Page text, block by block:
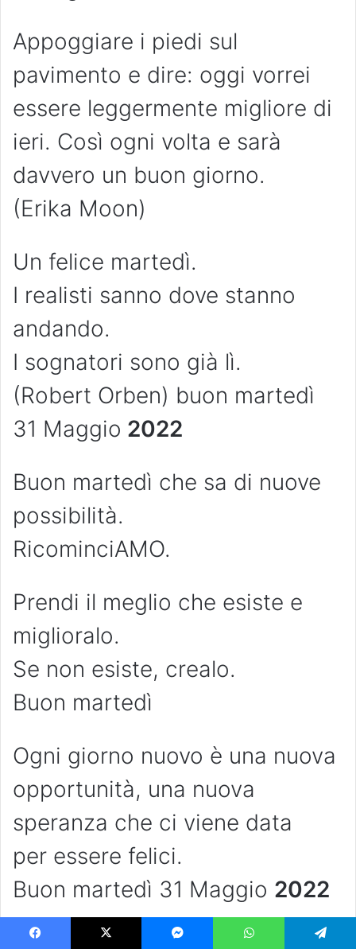
Appoggiare i piedi sul
pavimento e dire: oggi vorrei
essere leggermente migliore di
ieri. Così ogni volta e sarà
davvero un buon giorno.
(Erika Moon)
Un felice martedì.
I realisti sanno dove stanno
andando.
I sognatori sono già lì.
(Robert Orben) buon martedì
31 Maggio 2022
Buon martedì che sa di nuove
possibilità.
RicominciAMO.
Prendi il meglio che esiste e
miglioralo.
Se non esiste, crealo.
Buon martedì
Ogni giorno nuovo è una nuova
opportunità, una nuova
speranza che ci viene data
per essere felici.
Buon martedì 31 Maggio 2022
A chi sa che i sogni più belli si